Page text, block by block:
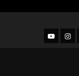
YouTube